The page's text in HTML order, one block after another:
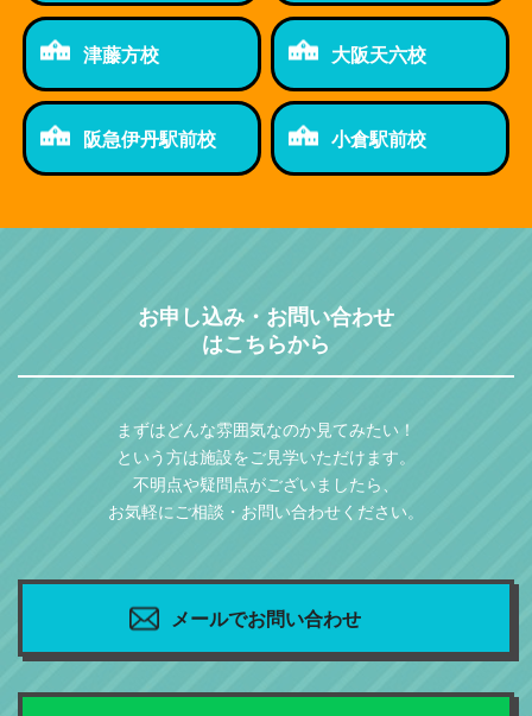
津藤方校 大阪天六校
阪急伊丹駅前校 小倉駅前校
お申し込み・お問い合わせ
はこちらから
まずはどんな雰囲気なのか見てみたい！
という方は施設をご見学いただけます。
不明点や疑問点がございましたら、
お気軽にご相談・お問い合わせください。
メールでお問い合わせ